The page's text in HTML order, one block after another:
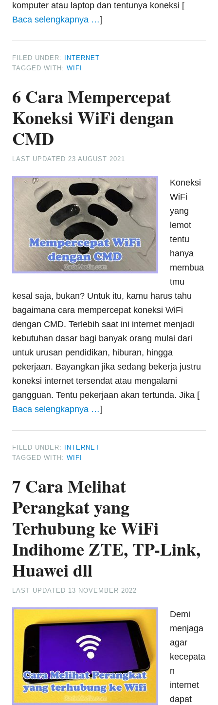
komputer atau laptop dan tentunya koneksi [
Baca selengkapnya …]
FILED UNDER:
INTERNET
TAGGED WITH:WIFI
6 Cara Mempercepat
Koneksi WiFi dengan
CMD
LAST UPDATED23 AUGUST 2021
Koneksi
WiFi
yang
lemot
tentu
hanya
membua
tmu
kesal saja, bukan? Untuk itu, kamu harus tahu
bagaimana cara mempercepat koneksi WiFi
dengan CMD. Terlebih saat ini internet menjadi
kebutuhan dasar bagi banyak orang mulai dari
untuk urusan pendidikan, hiburan, hingga
pekerjaan. Bayangkan jika sedang bekerja justru
koneksi internet tersendat atau mengalami
gangguan. Tentu pekerjaan akan tertunda. Jika [
Baca selengkapnya …]
FILED UNDER:
INTERNET
TAGGED WITH:WIFI
7 Cara Melihat
Perangkat yang
Terhubung ke WiFi
Indihome ZTE, TP-Link,
Huawei dll
LAST UPDATED 13 NOVEMBER 2022
Demi
menjaga
agar
kecepata
n
internet
dapat